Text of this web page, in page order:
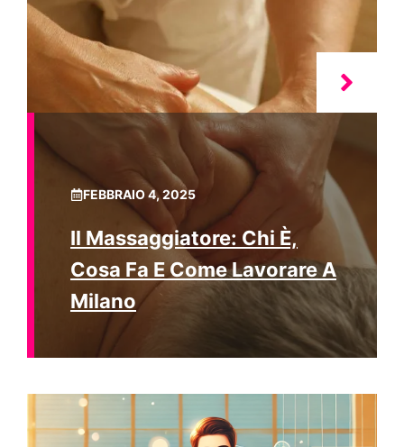
FEBBRAIO 4, 2025
Il Massaggiatore: Chi È,
Cosa Fa E Come Lavorare A
Milano